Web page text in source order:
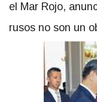
el Mar Rojo,
rusos no son un